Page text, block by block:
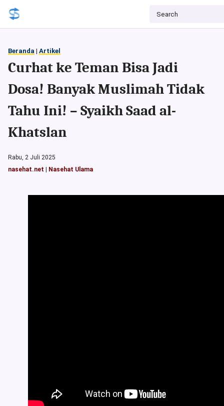
Beranda | Artikel
Curhat ke Teman Bisa Jadi
Dosa! Banyak Muslimah Tidak
Tahu Ini! – Syaikh Saad al-
Khatslan
Rabu, 2 Juli 2025
nasehat.net
Nasehat Ulama